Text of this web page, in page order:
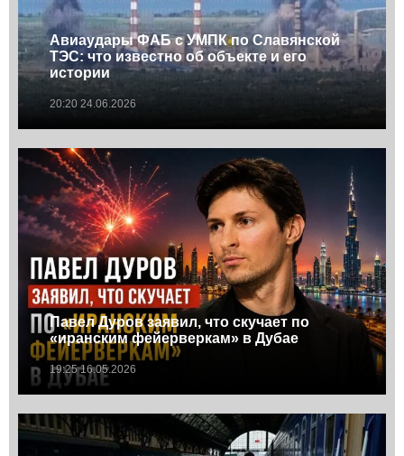
Авиаудары ФАБ с УМПК по Славянской
ТЭС: что известно об объекте и его
истории
20:20 24.06.2026
Павел Дуров заявил, что скучает по
«иранским фейерверкам» в Дубае
19:25 16.05.2026